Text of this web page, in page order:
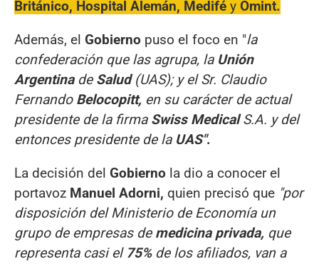
Británico, Hospital Alemán, Medifé y Omint.
Además, el Gobierno puso el foco en "la
confederación que las agrupa, la Unión
Argentinade Salud(UAS); y el Sr. Claudio
Fernando Belocopitt, en su carácter de actual
presidente de la firma Swiss MedicalS.A. y del
entonces presidente de la UAS".
La decisión del Gobierno la dio a conocer el
portavoz Manuel Adorni, quien precisó que "por
disposición del Ministerio de Economía un
grupo de empresas de medicina privada, que
representa casi el 75%de los afiliados, van a